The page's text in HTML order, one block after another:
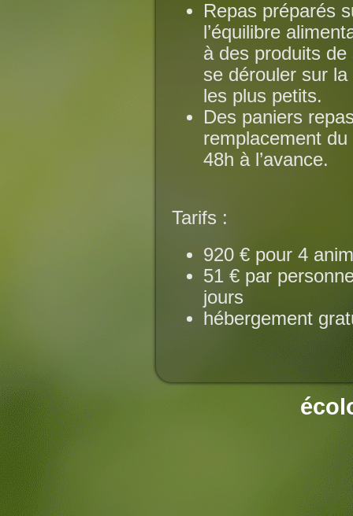
Repas préparés
l’équilibre
à des produits
se dérouler sur
les plus petits.
Des paniers
remplacement
48h à l’avance.
Tarifs :
920 € pour 4
51 € par
jours
hébergement